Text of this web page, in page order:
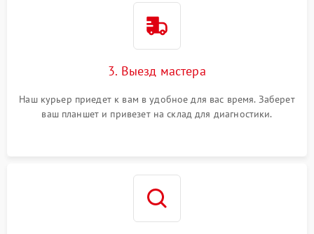
3. Выезд мастера
Наш курьер приедет к вам в удобное для вас время. Заберет
ваш планшет и привезет на склад для диагностики.